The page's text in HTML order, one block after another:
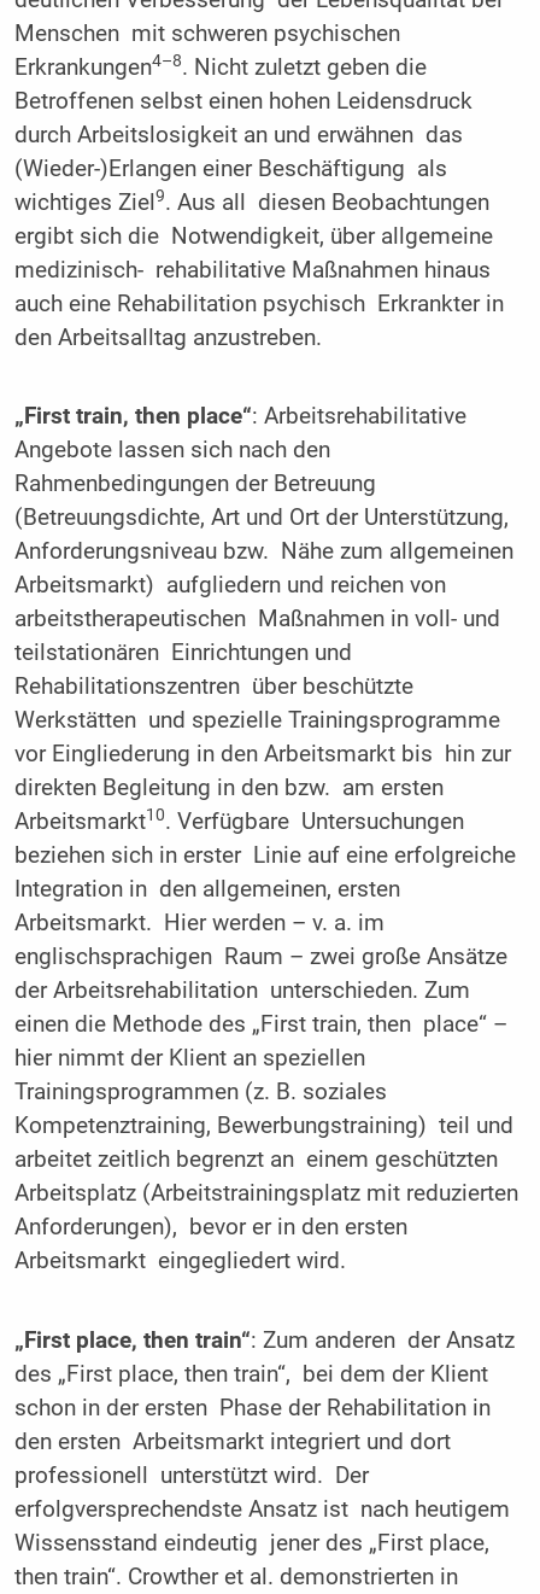
Menschen mit schweren psychischen
Erkrankungen4–8. Nicht zuletzt geben die
Betroffenen selbst einen hohen Leidensdruck
durch Arbeitslosigkeit an und erwähnen das
(Wieder-)Erlangen einer Beschäftigung als
wichtiges Ziel9. Aus all diesen Beobachtungen
ergibt sich die Notwendigkeit, über allgemeine
medizinisch- rehabilitative Maßnahmen hinaus
auch eine Rehabilitation psychisch Erkrankter in
den Arbeitsalltag anzustreben.
„First train, then place“: Arbeitsrehabilitative
Angebote lassen sich nach den
Rahmenbedingungen der Betreuung
(Betreuungsdichte, Art und Ort der Unterstützung,
Anforderungsniveau bzw. Nähe zum allgemeinen
Arbeitsmarkt) aufgliedern und reichen von
arbeitstherapeutischen Maßnahmen in voll- und
teilstationären Einrichtungen und
Rehabilitationszentren über beschützte
Werkstätten und spezielle Trainingsprogramme
vor Eingliederung in den Arbeitsmarkt bis hin zur
direkten Begleitung in den bzw. am ersten
Arbeitsmarkt10. Verfügbare Untersuchungen
beziehen sich in erster Linie auf eine erfolgreiche
Integration in den allgemeinen, ersten
Arbeitsmarkt. Hier werden – v. a. im
englischsprachigen Raum – zwei große Ansätze
der Arbeitsrehabilitation unterschieden. Zum
einen die Methode des „First train, then place“ –
hier nimmt der Klient an speziellen
Trainingsprogrammen (z. B. soziales
Kompetenztraining, Bewerbungstraining) teil und
arbeitet zeitlich begrenzt an einem geschützten
Arbeitsplatz (Arbeitstrainingsplatz mit reduzierten
Anforderungen), bevor er in den ersten
Arbeitsmarkt eingegliedert wird.
„First place, then train“: Zum anderen der Ansatz
des „First place, then train“, bei dem der Klient
schon in der ersten Phase der Rehabilitation in
den ersten Arbeitsmarkt integriert und dort
professionell unterstützt wird. Der
erfolgversprechendste Ansatz ist nach heutigem
Wissensstand eindeutig jener des „First place,
then train“. Crowther et al. demonstrierten in